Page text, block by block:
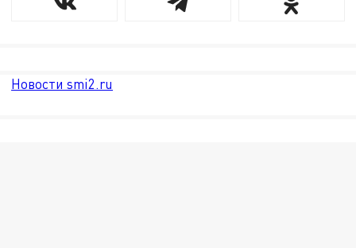
Новости smi2.ru